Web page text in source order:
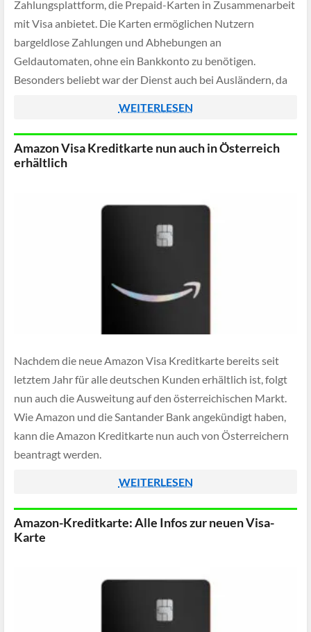
Zahlungsplattform, die Prepaid-Karten in Zusammenarbeit
mit Visa anbietet. Die Karten ermöglichen Nutzern
bargeldlose Zahlungen und Abhebungen an
Geldautomaten, ohne ein Bankkonto zu benötigen.
Besonders beliebt war der Dienst auch bei Ausländern, da
beantragen und so von Währungsvorteilen, insbesondere
bei Streaming-Services, […]
WEITERLESEN
Amazon Visa Kreditkarte nun auch in Österreich
erhältlich
Nachdem die neue Amazon Visa Kreditkarte bereits seit
letztem Jahr für alle deutschen Kunden erhältlich ist, folgt
nun auch die Ausweitung auf den österreichischen Markt.
Wie Amazon und die Santander Bank angekündigt haben,
kann die Amazon Kreditkarte nun auch von Österreichern
beantragt werden.
WEITERLESEN
Amazon-Kreditkarte: Alle Infos zur neuen Visa-
Karte